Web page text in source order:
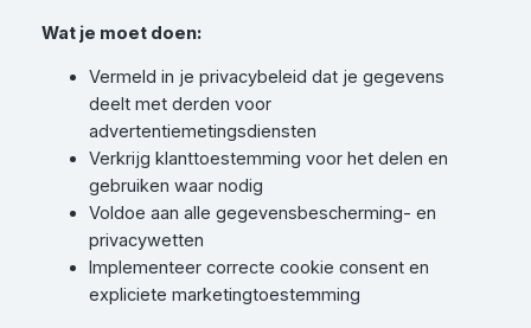
Wat je moet doen:
Vermeld in je privacybeleid dat je gegevens
deelt met derden voor
advertentiemetingsdiensten
Verkrijg klanttoestemming voor het delen en
gebruiken waar nodig
Voldoe aan alle gegevensbescherming- en
privacywetten
Implementeer correcte cookie consent en
expliciete marketingtoestemming